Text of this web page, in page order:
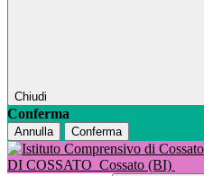
Chiudi
Conferma
Annulla Conferma
DI COSSATO Cossato (BI)